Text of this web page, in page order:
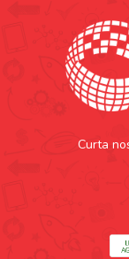
Curta